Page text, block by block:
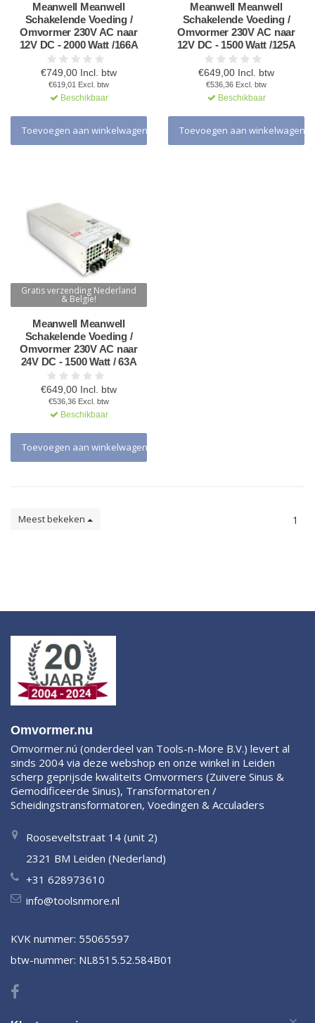
Meanwell Meanwell
Schakelende Voeding /
Omvormer 230V AC naar
12V DC - 2000 Watt /166A
€749,00 Incl. btw
€619,01 Excl. btw
Beschikbaar
Toevoegen aan winkelwagen
Meanwell Meanwell
Schakelende Voeding /
Omvormer 230V AC naar
12V DC - 1500 Watt /125A
€649,00 Incl. btw
€536,36 Excl. btw
Beschikbaar
Toevoegen aan winkelwagen
Gratis verzending Nederland
& Belgie!
Meanwell Meanwell
Schakelende Voeding /
Omvormer 230V AC naar
24V DC - 1500 Watt / 63A
€649,00 Incl. btw
€536,36 Excl. btw
Beschikbaar
Toevoegen aan winkelwagen
Meest bekeken 1
Omvormer.nu
Omvormer.nú (onderdeel van Tools-n-More B.V.) levert al
sinds 2004 via deze webshop en onze winkel in Leiden
scherp geprijsde kwaliteits Omvormers (Zuivere Sinus &
Gemodificeerde Sinus), Transformatoren /
Scheidingstransformatoren, Voedingen & Acculaders
Rooseveltstraat 14 (unit 2)
2321 BM Leiden (Nederland)
+31 628973610
info@toolsnmore.nl
KVK nummer: 55065597
btw-nummer: NL8515.52.584B01